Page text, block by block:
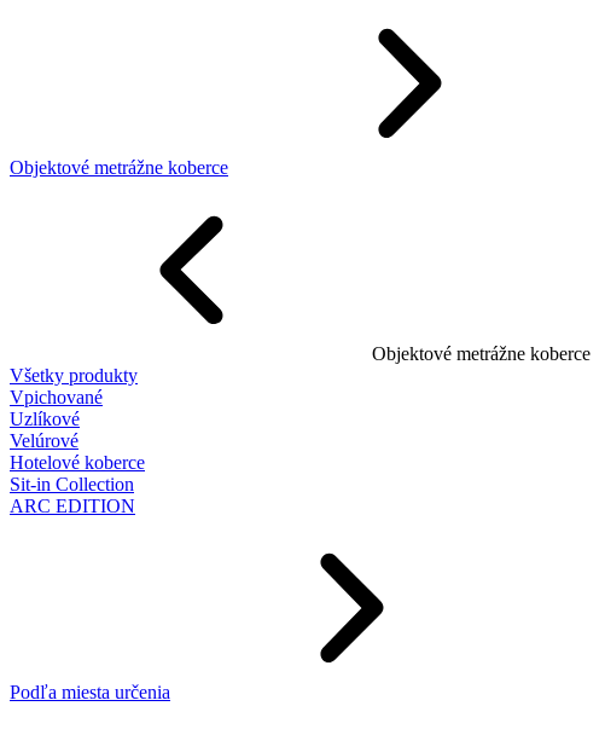
Objektové metrážne koberce
Objektové metrážne koberce
Všetky produkty
Vpichované
Uzlíkové
Velúrové
Hotelové koberce
Sit-in Collection
ARC EDITION
Podľa miesta určenia